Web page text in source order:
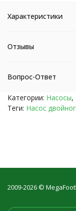
Характеристики
Отзывы
Вопрос-Ответ
Категории: Насосы,
Теги: Насос
2009-2026 ©